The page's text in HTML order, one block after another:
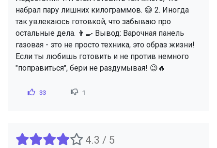
набрал пару лишних килограммов. 😅 2. Иногда
так увлекаюсь готовкой, что забываю про
остальные дела. 👨‍🍳 Вывод: Варочная панель
газовая - это не просто техника, это образ жизни!
Если ты любишь готовить и не против немного
"поправиться", бери не раздумывая! 😉🔥
33 1
4.3 / 5